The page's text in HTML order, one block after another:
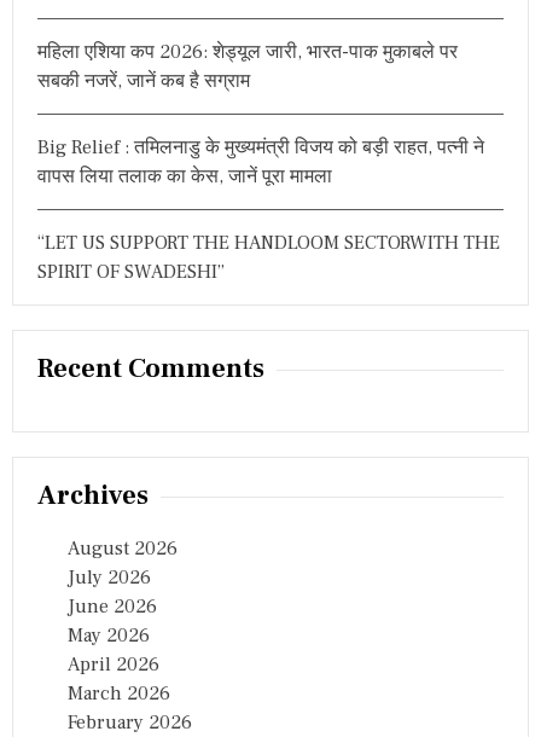
महिला एशिया कप 2026: शेड्यूल जारी, भारत-पाक मुकाबले पर
सबकी नजरें, जानें कब है सग्राम
Big Relief : तमिलनाडु के मुख्यमंत्री विजय को बड़ी राहत, पत्नी ने
वापस लिया तलाक का केस, जानें पूरा मामला
“LET US SUPPORT THE HANDLOOM SECTORWITH THE
SPIRIT OF SWADESHI”
Recent Comments
Archives
August 2026
July 2026
June 2026
May 2026
April 2026
March 2026
February 2026